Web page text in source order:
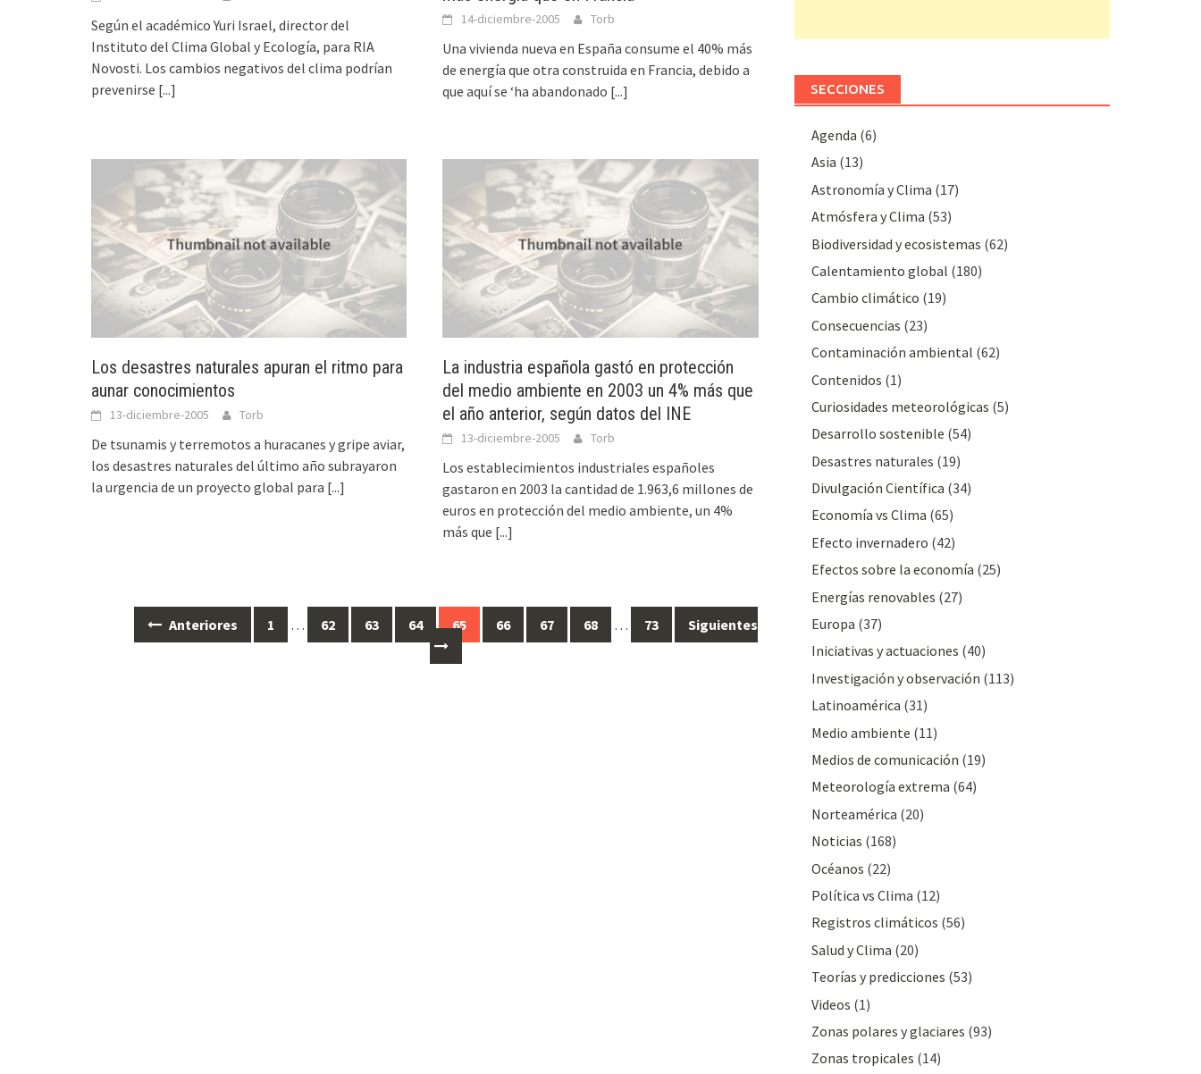
Según el académico Yuri Israel, director del
Instituto del Clima Global y Ecología, para RIA
Novosti. Los cambios negativos del clima podrían
prevenirse [...]
14-diciembre-2005 Torb
Una vivienda nueva en España consume el 40% más
de energía que otra construida en Francia, debido a
que aquí se ‘ha abandonado [...]
Los desastres naturales apuran el ritmo para
aunar conocimientos
13-diciembre-2005 Torb
De tsunamis y terremotos a huracanes y gripe aviar,
los desastres naturales del último año subrayaron
la urgencia de un proyecto global para [...]
La industria española gastó en protección
del medio ambiente en 2003 un 4% más que
el año anterior, según datos del INE
13-diciembre-2005 Torb
Los establecimientos industriales españoles
gastaron en 2003 la cantidad de 1.963,6 millones de
euros en protección del medio ambiente, un 4%
más que [...]
Anteriores 1 … 62 63 64 65 66 67 68 … 73 Siguientes
SECCIONES
Agenda (6)
Asia (13)
Astronomía y Clima (17)
Atmósfera y Clima (53)
Biodiversidad y ecosistemas (62)
Calentamiento global (180)
Cambio climático (19)
Consecuencias (23)
Contaminación ambiental (62)
Contenidos (1)
Curiosidades meteorológicas (5)
Desarrollo sostenible (54)
Desastres naturales (19)
Divulgación Cientí­fica (34)
Economía vs Clima (65)
Efecto invernadero (42)
Efectos sobre la economía (25)
Energías renovables (27)
Europa (37)
Iniciativas y actuaciones (40)
Investigación y observación (113)
Latinoamérica (31)
Medio ambiente (11)
Medios de comunicación (19)
Meteorologí­a extrema (64)
Norteamérica (20)
Noticias (168)
Océanos (22)
Polí­tica vs Clima (12)
Registros climáticos (56)
Salud y Clima (20)
Teorías y predicciones (53)
Videos (1)
Zonas polares y glaciares (93)
Zonas tropicales (14)